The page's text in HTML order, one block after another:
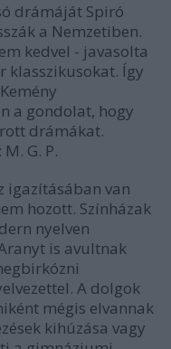
drámáját Spiró
a Nemzetiben.
kedvel - javasolta
klasszikusokat. Így
a gondolat, hogy
drámákat.
G. P.
igazításában van
hozott. Színházak
nyelven
is avultnak
A dolgok
mégis elvannak
kihúzása vagy